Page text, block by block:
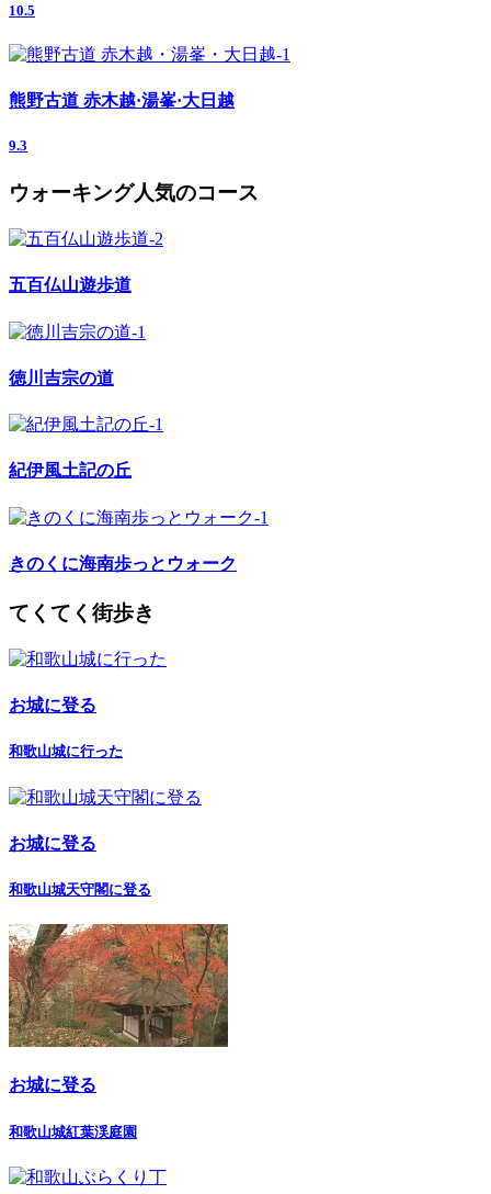
10.5
熊野古道 赤木越·湯峯·大日越
9.3
ウォーキング人気のコース
五百仏山遊歩道
徳川吉宗の道
紀伊風土記の丘
きのくに海南歩っとウォーク
てくてく街歩き
お城に登る
和歌山城に行った
お城に登る
和歌山城天守閣に登る
お城に登る
和歌山城紅葉渓庭園